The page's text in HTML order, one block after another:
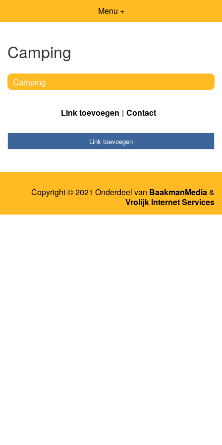
Menu +
Camping
Camping
Link toevoegen Contact
Link toevoegen
Copyright © 2021 Onderdeel van BaakmanMedia&
Vrolijk Internet Services